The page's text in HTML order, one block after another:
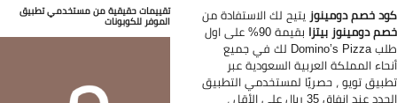
خصم دومينوزيتيح لك الاستفادة من
دومينوز بيتزا بقيمة 90% على اول
طلب Domino’s Pizza لك في جميع
المملكة العربية السعودية عبر
تويو ، حصريًا لمستخدمي التطبيق
الجدد عند إنفاق 35 ريال على الأقل ،
تقييمات حقيقية من مستخدمي تطبيق
الموفر للكوبونات